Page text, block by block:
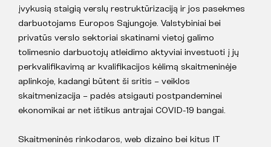
įvykusią staigią verslų restruktūrizaciją ir jos pasekmes
darbuotojams Europos Sąjungoje. Valstybiniai bei
privatūs verslo sektoriai skatinami vietoj galimo
tolimesnio darbuotojų atleidimo aktyviai investuoti į jų
perkvalifikavimą ar kvalifikacijos kėlimą skaitmeninėje
aplinkoje, kadangi būtent ši sritis – veiklos
skaitmenizacija – padės atsigauti postpandeminei
ekonomikai ar net ištikus antrajai COVID-19 bangai.
Skaitmeninės rinkodaros, web dizaino bei kitus IT